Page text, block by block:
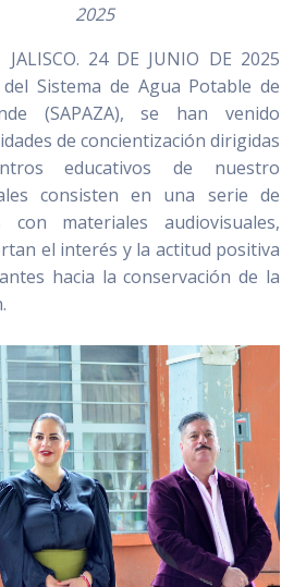
2025
24 DE JUNIO DE 2025
Sistema de Agua Potable de
(SAPAZA), se han venido
de concientización dirigidas
educativos de nuestro
consisten en una serie de
con materiales audiovisuales,
el interés y la actitud positiva
hacia la conservación de la